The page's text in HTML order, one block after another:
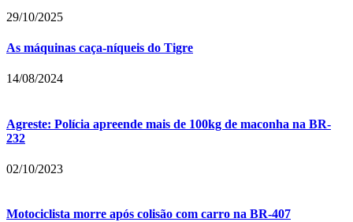
29/10/2025
As máquinas caça-níqueis do Tigre
14/08/2024
Agreste: Polícia apreende mais de 100kg de maconha na BR-
232
02/10/2023
Motociclista morre após colisão com carro na BR-407